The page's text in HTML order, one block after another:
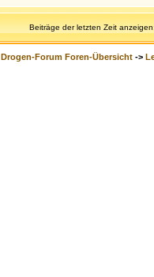
Beiträge der letzten Zeit
Drogen-Forum Foren-Übersicht ->